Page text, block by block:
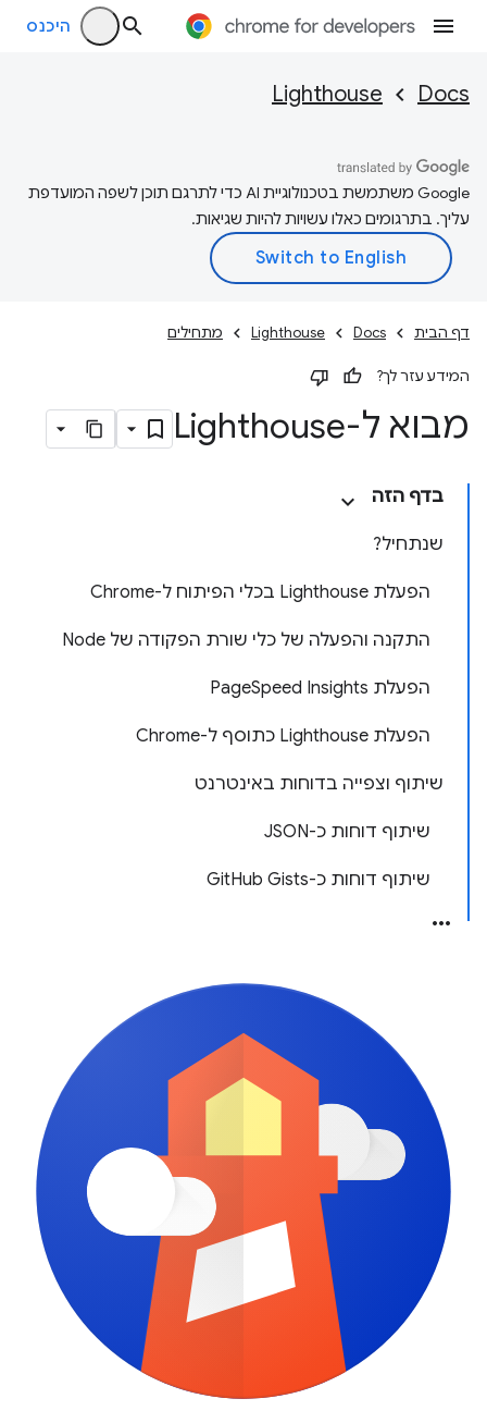
היכנס
Docs
Lighthouse
‫Google משתמשת בטכנולוגיית AI כדי לתרגם תוכן לשפה המועדפת
עליך. בתרגומים כאלו עשויות להיות שגיאות.
דף הבית Docs
Lighthouse מתחילים
המידע עזר לך?
מבוא ל-Lighthouse
בדף הזה
שנתחיל?
הפעלת Lighthouse בכלי הפיתוח ל-Chrome
התקנה והפעלה של כלי שורת הפקודה של Node
הפעלת PageSpeed Insights
הפעלת Lighthouse כתוסף ל-Chrome
שיתוף וצפייה בדוחות באינטרנט
שיתוף דוחות כ-JSON
שיתוף דוחות כ-GitHub Gists